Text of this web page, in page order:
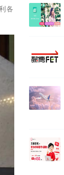
各